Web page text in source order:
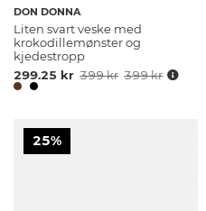
DON DONNA
Liten svart veske med
krokodillemønster og
kjedestropp
299.25 kr 399 kr 399 kr
25%